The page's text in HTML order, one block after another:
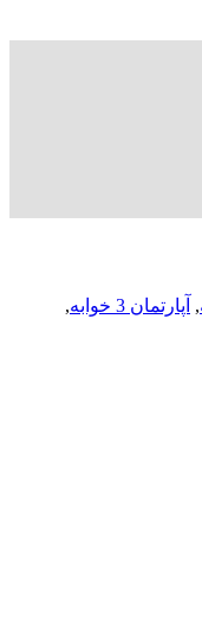
, آپارتمان 3 خوابه
,